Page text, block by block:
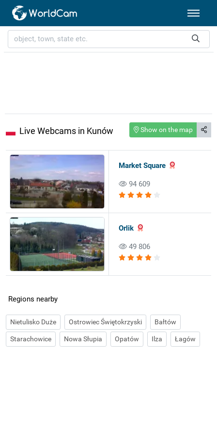
Live Webcams in Kunów Show on the map
Market Square
94 609
Orlik
49 806
Regions nearby
Nietulisko Duże Ostrowiec Świętokrzyski Bałtów
Starachowice Nowa Słupia Opatów Ilza Łagów